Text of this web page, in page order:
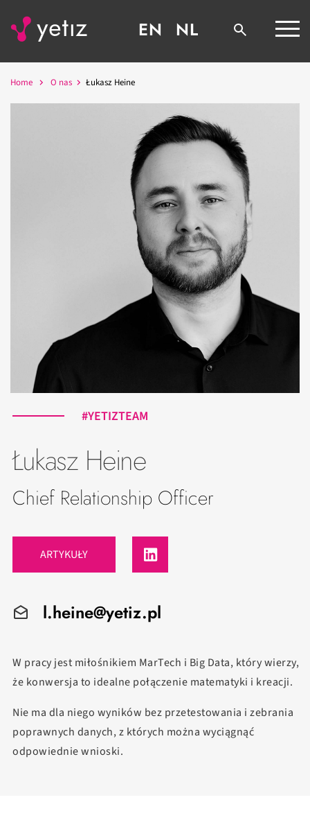
EN NL
Home O nas Łukasz Heine
#YETIZTEAM
Łukasz Heine
Chief Relationship Officer
ARTYKUŁY
l.heine@yetiz.pl
W pracy jest miłośnikiem MarTech i Big Data, który wierzy,
że konwersja to idealne połączenie matematyki i kreacji.
Nie ma dla niego wyników bez przetestowania i zebrania
poprawnych danych, z których można wyciągnąć
odpowiednie wnioski.